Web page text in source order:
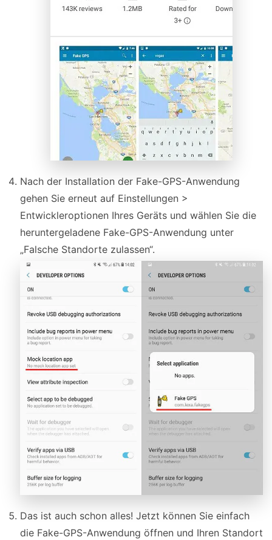
Nach der Installation der Fake-GPS-Anwendung
gehen Sie erneut auf Einstellungen >
Entwickleroptionen Ihres Geräts und wählen Sie die
heruntergeladene Fake-GPS-Anwendung unter
„Falsche Standorte zulassen“.
Das ist auch schon alles! Jetzt können Sie einfach
die Fake-GPS-Anwendung öffnen und Ihren Standort